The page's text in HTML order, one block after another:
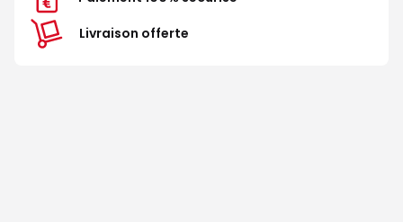
Livraison offerte